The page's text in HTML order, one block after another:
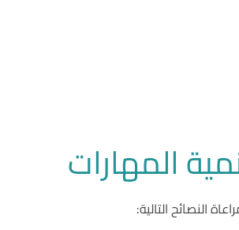
المهارات
النصائح التالية: